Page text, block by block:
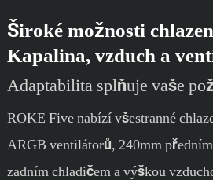
Široké možnosti
Kapalina, vzduch a
Adaptabilita splňuje vaše
ROKE Five nabízí všestranné
ARGB ventilátorů, 240mm
zadním chladičem a výškou